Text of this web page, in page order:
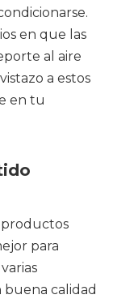
en que las
al aire
a estos
en tu
productos
para
buena calidad